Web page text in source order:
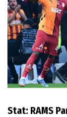
Stat: RAMS